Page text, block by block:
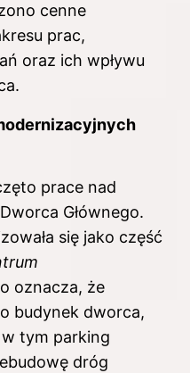
cenne
prac,
oraz ich wpływu
prace nad
Głównego.
się jako część
oznacza, że
budynek dworca,
tym parking
dróg